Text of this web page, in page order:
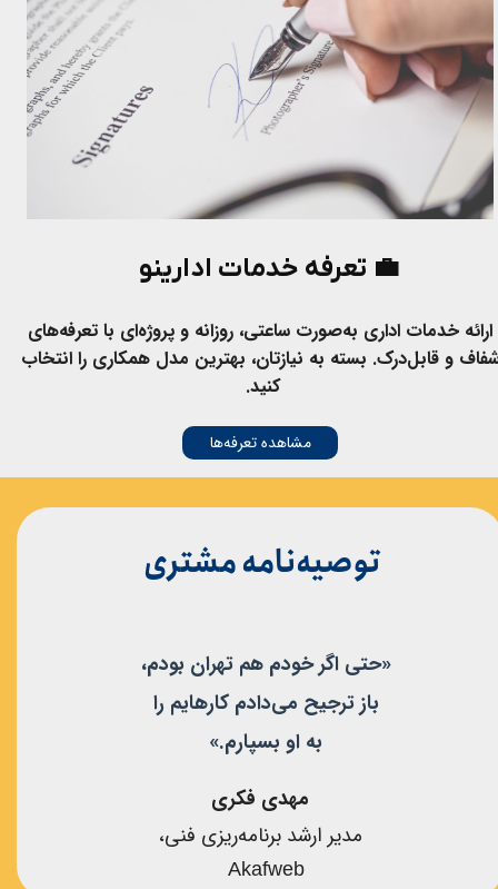
ارائه خدمات اداری به‌صورت ساعتی، روزانه و پروژه‌ای با تعرفه‌های
و قابل‌درک. بسته به نیازتان، بهترین مدل همکاری را انتخاب
کنید.​​​​​
💼 تعرفه خدمات ادارینو​​​​​​​
مشاهده تعرفه‌ها
«حتی اگر خودم هم تهران بودم،
باز ترجیح می‌دادم کارهایم را
​​​​​​​به او بسپارم.»
​توصیه‌نامه مشتری
مهدی فکری
مدیر ارشد برنامه‌ریزی فنی،
​Akafweb